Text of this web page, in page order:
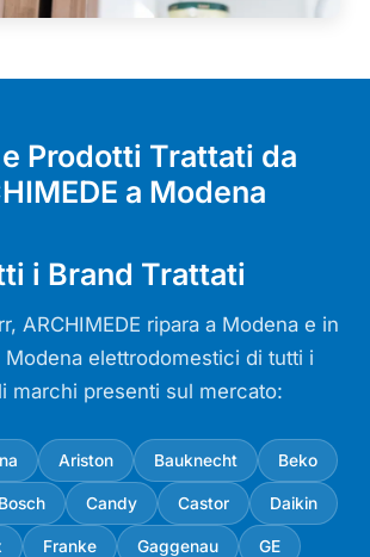
Prodotti Trattati da
a Modena
i Brand Trattati
ARCHIMEDE ripara a Modena e in
Modena elettrodomestici di tutti i
marchi presenti sul mercato:
Ariston Bauknecht Beko
Bosch Candy Castor Daikin
Franke Gaggenau GE